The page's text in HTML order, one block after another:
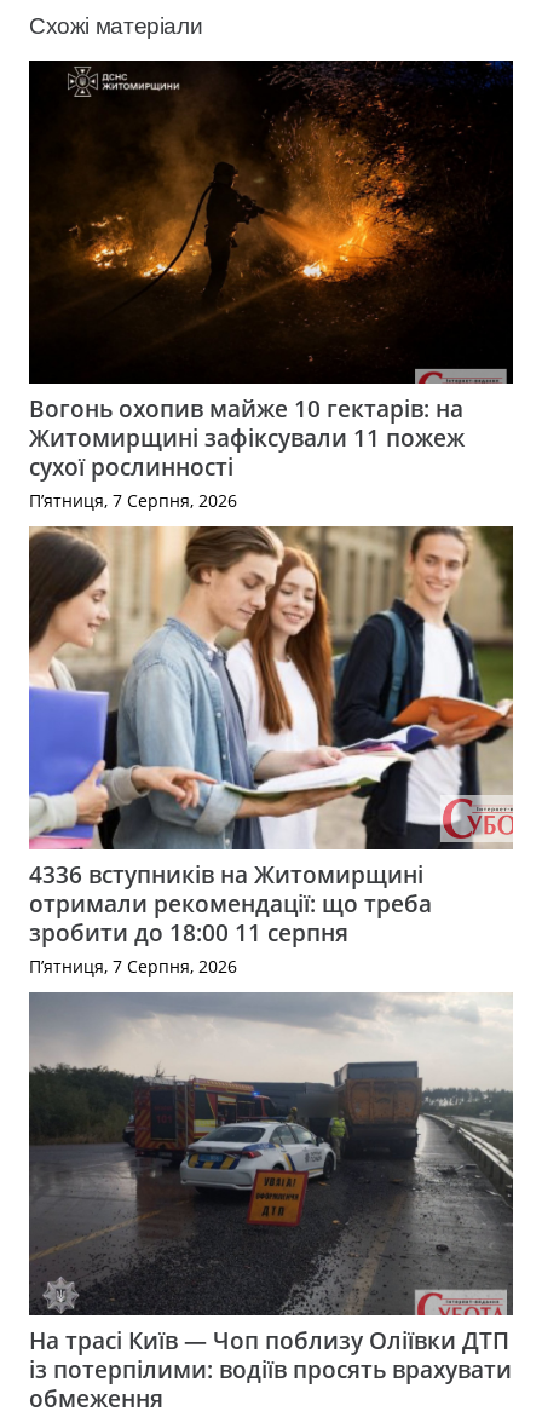
Схожі матеріали
Вогонь охопив майже 10 гектарів: на
Житомирщині зафіксували 11 пожеж
сухої рослинності
П’ятниця, 7 Серпня, 2026
4336 вступників на Житомирщині
отримали рекомендації: що треба
зробити до 18:00 11 серпня
П’ятниця, 7 Серпня, 2026
На трасі Київ — Чоп поблизу Оліївки ДТП
із потерпілими: водіїв просять врахувати
обмеження